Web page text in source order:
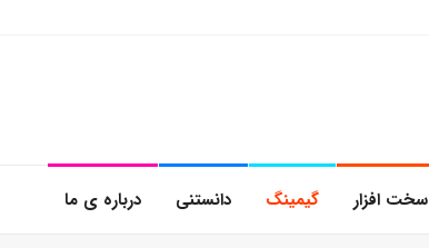
سخت افزار گیمینگ دانستنی درباره ی ما